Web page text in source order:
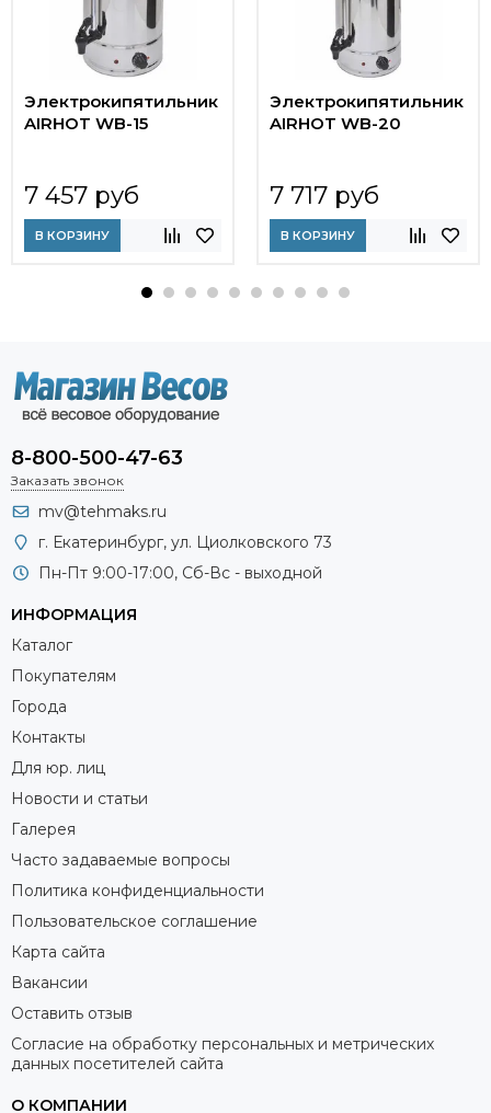
Электрокипятильник
AIRHOT WB-15
7 457 руб
В КОРЗИНУ
Электрокипятильник
AIRHOT WB-20
7 717 руб
В КОРЗИНУ
8-800-500-47-63
Заказать звонок
mv@tehmaks.ru
г. Екатеринбург, ул. Циолковского 73
Пн-Пт 9:00-17:00, Сб-Вс - выходной
ИНФОРМАЦИЯ
Каталог
Покупателям
Города
Контакты
Для юр. лиц
Новости и статьи
Галерея
Часто задаваемые вопросы
Политика конфиденциальности
Пользовательское соглашение
Карта сайта
Вакансии
Оставить отзыв
Согласие на обработку персональных и метрических
данных посетителей сайта
О КОМПАНИИ